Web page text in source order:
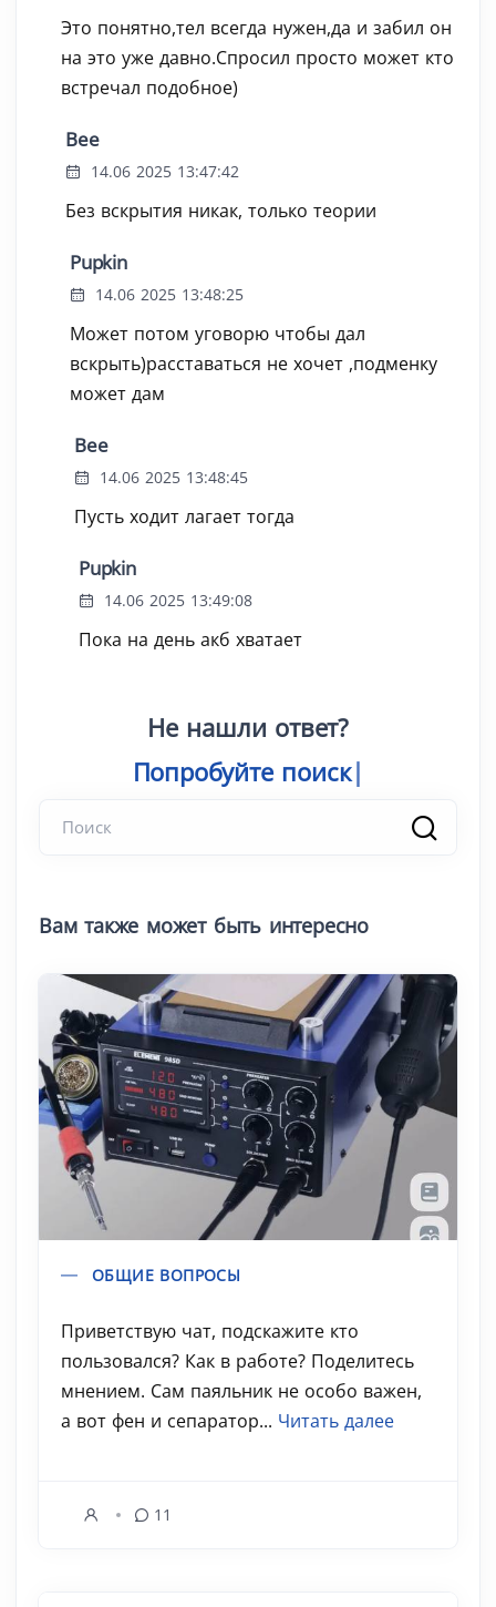
Это понятно,тел всегда нужен,да и забил он
на это уже давно.Спросил просто может кто
встречал подобное)
Bee
14.06 2025 13:47:42
Без вскрытия никак, только теории
Pupkin
14.06 2025 13:48:25
Может потом уговорю чтобы дал
вскрыть)расставаться не хочет ,подменку
может дам
Bee
14.06 2025 13:48:45
Пусть ходит лагает тогда
Pupkin
14.06 2025 13:49:08
Пока на день акб хватает
Не нашли ответ?
Попробуйте п|
Вам также может быть интересно
ОБЩИЕ ВОПРОСЫ
Приветствую чат, подскажите кто
пользовался? Как в работе? Поделитесь
мнением. Сам паяльник не особо важен,
а вот фен и сепаратор... Читать далее
11